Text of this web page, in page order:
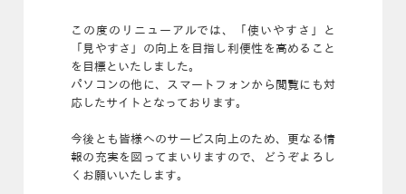
この度のリニューアルでは、「使いやすさ」と
「見やすさ」の向上を目指し利便性を高めること
を目標といたしました。
パソコンの他に、スマートフォンから閲覧にも対
応したサイトとなっております。
今後とも皆様へのサービス向上のため、更なる情
報の充実を図ってまいりますので、どうぞよろし
くお願いいたします。